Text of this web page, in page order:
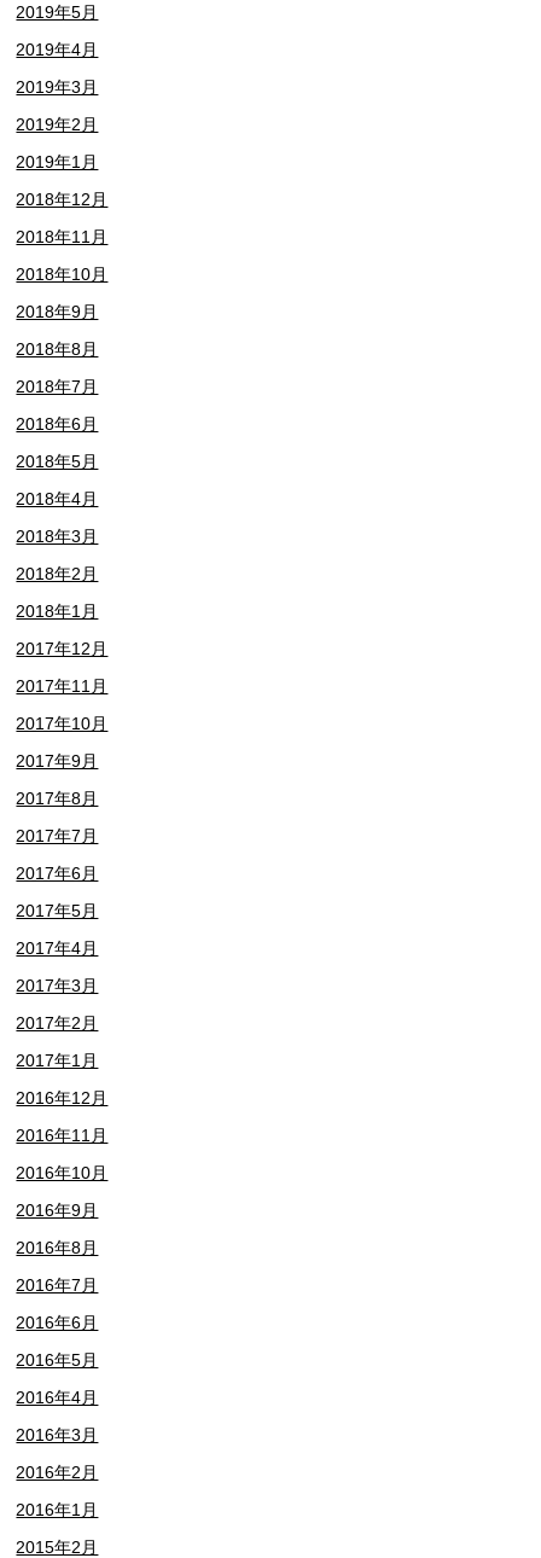
2019年5月
2019年4月
2019年3月
2019年2月
2019年1月
2018年12月
2018年11月
2018年10月
2018年9月
2018年8月
2018年7月
2018年6月
2018年5月
2018年4月
2018年3月
2018年2月
2018年1月
2017年12月
2017年11月
2017年10月
2017年9月
2017年8月
2017年7月
2017年6月
2017年5月
2017年4月
2017年3月
2017年2月
2017年1月
2016年12月
2016年11月
2016年10月
2016年9月
2016年8月
2016年7月
2016年6月
2016年5月
2016年4月
2016年3月
2016年2月
2016年1月
2015年2月